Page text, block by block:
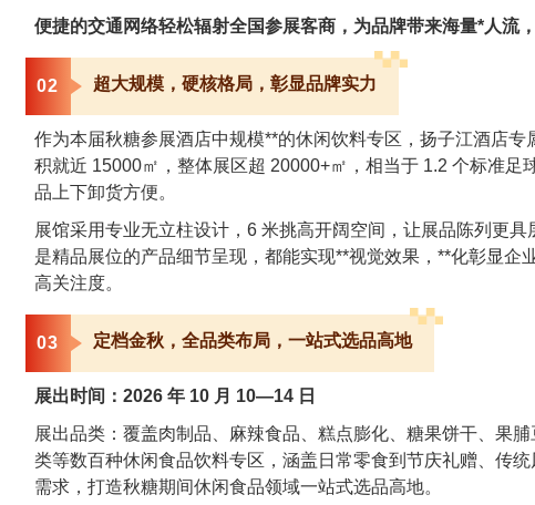
便捷的交通网络轻松辐射全国参展客商，为品牌带来海量*人流
02 超大规模，硬核格局，彰显品牌实力
作为本届秋糖参展酒店中规模**的休闲饮料专区，扬子江酒店
积就近 15000㎡，整体展区超 20000+㎡，相当于 1.2 个标准
品上下卸货方便。
展馆采用专业无立柱设计，6 米挑高开阔空间，让展品陈列更
是精品展位的产品细节呈现，都能实现**视觉效果，**化彰显
高关注度。
03 定档金秋，全品类布局，一站式选品高地
展出时间：2026 年 10 月 10—14 日
展出品类：覆盖肉制品、麻辣食品、糕点膨化、糖果饼干、果
类等数百种休闲食品饮料专区，涵盖日常零食到节庆礼赠、传
需求，打造秋糖期间休闲食品领域一站式选品高地。